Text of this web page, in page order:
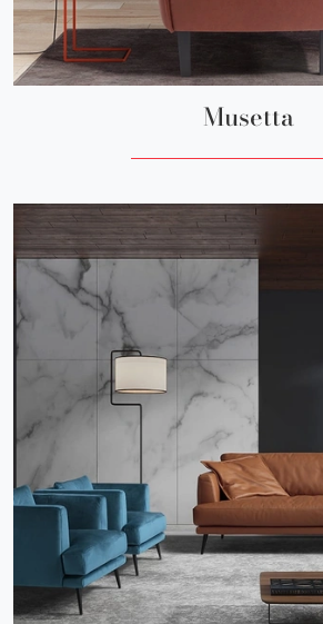
Musetta